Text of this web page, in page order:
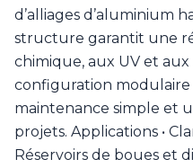
d’alliages d’aluminium
structure garantit une
chimique, aux UV et
configuration
maintenance simple et
projets. Applications •
Réservoirs de boues et